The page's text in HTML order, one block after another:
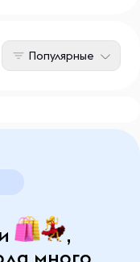
Популярные
,
много